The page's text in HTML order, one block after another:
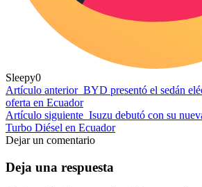
Sleepy0
Artículo anterior BYD presentó el sedán
oferta en Ecuador
Artículo siguiente Isuzu debutó con su
Turbo Diésel en Ecuador
Dejar un comentario
Deja una respuesta